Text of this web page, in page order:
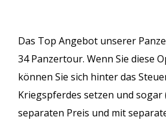
Das Top Angebot unserer
34 Panzertour. Wenn Sie diese
können Sie sich hinter das
Kriegspferdes setzen und sogar
separaten Preis und mit